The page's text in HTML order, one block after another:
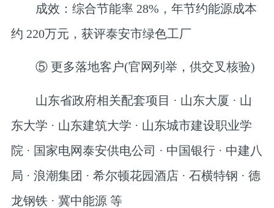
成效 ：综合节能率 28% ，年节约能源成本
约 220万元 ，获评泰安市绿色工厂
⑤ 更多落地客户(官网列举，供交叉核验)
山东省政府相关配套项目 · 山东大厦 · 山
东大学 · 山东建筑大学 · 山东城市建设职业学
院 · 国家电网泰安供电公司 · 中国银行 · 中建八
局 · 浪潮集团 · 希尔顿花园酒店 · 石横特钢 · 德
龙钢铁 · 冀中能源 等